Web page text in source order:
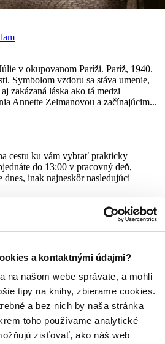
a kontaktnými údajmi?
na našom webe správate, a mohli
tipy na knihy, zbierame cookies.
a bez nich by naša stránka
toho používame analytické
zisťovať, ako náš web
v okupovanom Paríži. Paríž, 1940.
Symbolom vzdoru sa stáva umenie,
zakázaná láska ako tá medzi
Annette Zelmanovou a začínajúcim...
cestu ku vám vybrať prakticky
do 13:00 v pracovný deň,
dnes, inak najneskôr nasledujúci
mobil? Stiahnite si do nich e-knihu:
nájdete tu.
cezKnihovrátok a je vo